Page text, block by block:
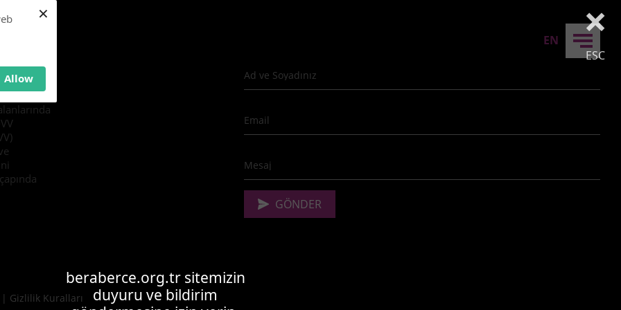
Allow
× ×
ESC
beraberce.org.tr sitemizin
duyuru ve bildirim
EN
| Gizlilik Kuralları